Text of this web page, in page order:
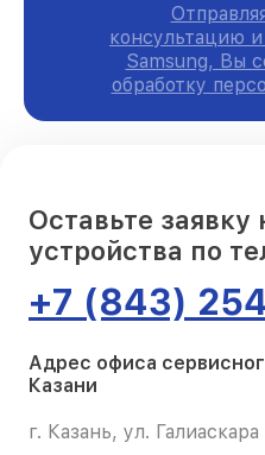
консультацию
Samsung, Вы
обработку
Оставьте
устройства по
+7 (843)
Адрес офиса
Казани
г. Казань, ул.